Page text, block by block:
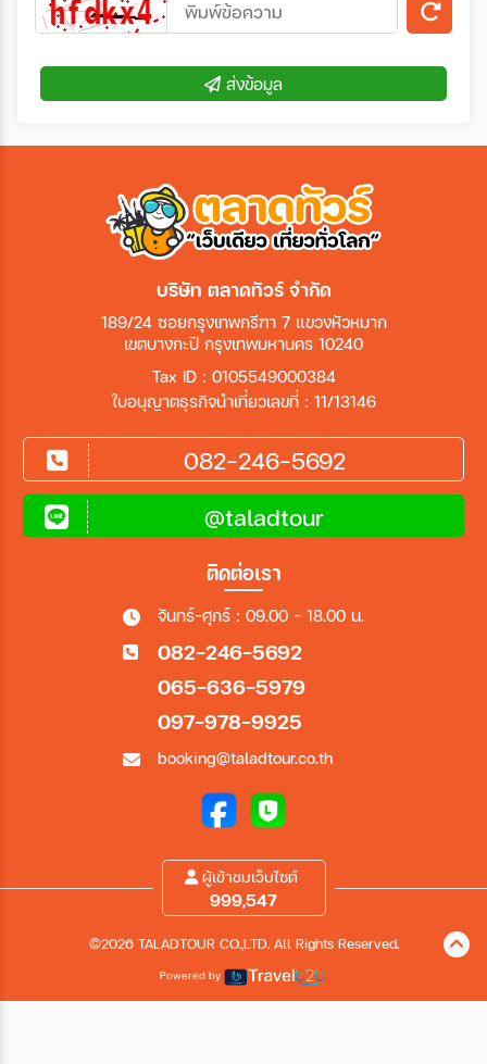
ส่งข้อมูล
บริษัท ตลาดทัวร์ จำกัด
189/24 ซอยกรุงเทพกรีฑา 7 แขวงหัวหมาก
เขตบางกะปิ กรุงเทพมหานคร 10240
Tax ID : 0105549000384
ใบอนุญาตธุรกิจนำเที่ยวเลขที่ : 11/13146
082-246-5692
@taladtour
ติดต่อเรา
จันทร์-ศุกร์ : 09.00 - 18.00 น.
082-246-5692
065-636-5979
097-978-9925
booking@taladtour.co.th
ผู้เข้าชมเว็บไซต์
999,547
©2026 TALADTOUR CO.,LTD. All Rights Reserved.
Powered by